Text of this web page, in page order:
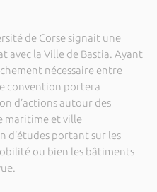
de Corse signait une
avec la Ville de Bastia. Ayant
nécessaire entre
convention portera
d’actions autour des
maritime et ville
d’études portant sur les
ou bien les bâtiments